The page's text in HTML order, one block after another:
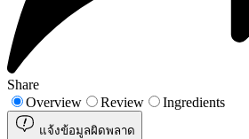
Share
Overview
Review Ingredients
แจ้งข้อมูลผิดพลาด